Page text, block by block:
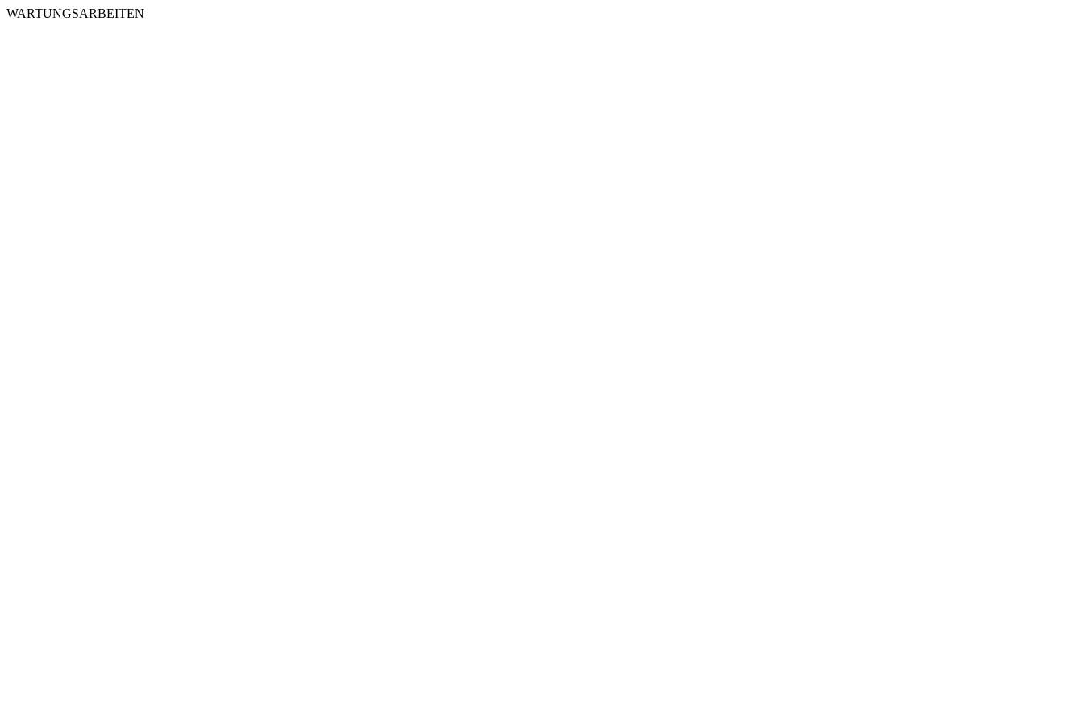
WARTUNGSARBEITEN